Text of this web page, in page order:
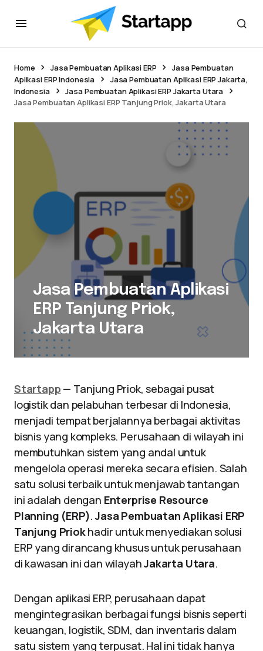
Home Jasa Pembuatan Aplikasi ERP
Jasa Pembuatan
Aplikasi ERP Indonesia
Jasa Pembuatan Aplikasi ERP Jakarta,
Indonesia
Jasa Pembuatan Aplikasi ERP Jakarta Utara
Jasa Pembuatan Aplikasi ERP Tanjung Priok, Jakarta Utara
Jasa Pembuatan Aplikasi
ERP Tanjung Priok,
Jakarta Utara
Startapp — Tanjung Priok, sebagai pusat
logistik dan pelabuhan terbesar di Indonesia,
menjadi tempat berjalannya berbagai aktivitas
bisnis yang kompleks. Perusahaan di wilayah ini
membutuhkan sistem yang andal untuk
mengelola operasi mereka secara efisien. Salah
satu solusi terbaik untuk menjawab tantangan
ini adalah dengan Enterprise Resource
Planning (ERP).Jasa Pembuatan Aplikasi ERP
Tanjung Priokhadir untuk menyediakan solusi
ERP yang dirancang khusus untuk perusahaan
di kawasan ini dan wilayahJakarta Utara.
Dengan aplikasi ERP, perusahaan dapat
mengintegrasikan berbagai fungsi bisnis seperti
keuangan, logistik, SDM, dan inventaris dalam
satu sistem yang terpusat. Hal ini tidak hanya